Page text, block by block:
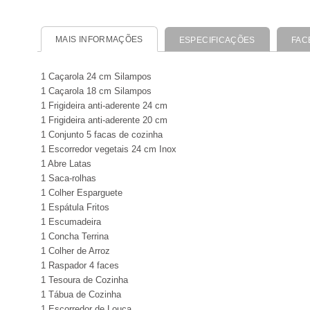
MAIS INFORMAÇÕES ESPECIFICAÇÕES
1 Caçarola 24 cm Silampos
1 Caçarola 18 cm Silampos
1 Frigideira anti-aderente 24 cm
1 Frigideira anti-aderente 20 cm
1 Conjunto 5 facas de cozinha
1 Escorredor vegetais 24 cm Inox
1 Abre Latas
1 Saca-rolhas
1 Colher Esparguete
1 Espátula Fritos
1 Escumadeira
1 Concha Terrina
1 Colher de Arroz
1 Raspador 4 faces
1 Tesoura de Cozinha
1 Tábua de Cozinha